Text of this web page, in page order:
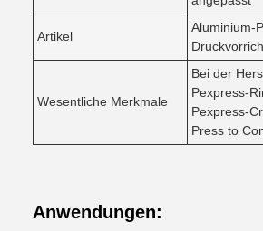
Artikel
Aluminium-
Wesentliche Merkmale
Bei der
Pexpress-
Pexpress-
Press to
Anwendungen: